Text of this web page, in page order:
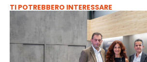
TI POTREBBERO INTERESSARE